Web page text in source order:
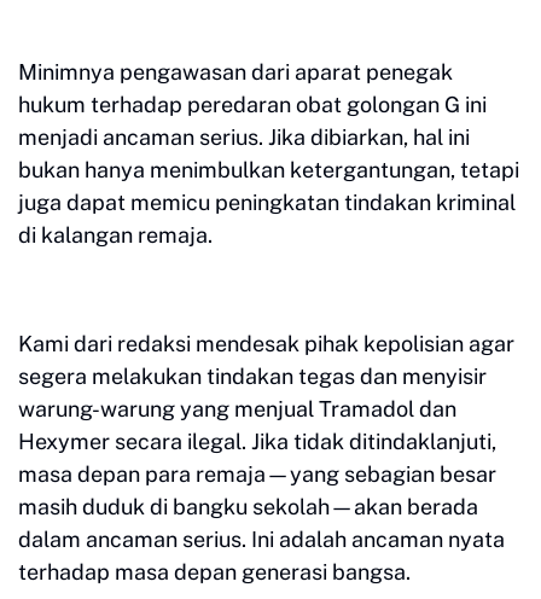
Minimnya pengawasan dari aparat penegak
hukum terhadap peredaran obat golongan G ini
menjadi ancaman serius. Jika dibiarkan, hal ini
bukan hanya menimbulkan ketergantungan, tetapi
juga dapat memicu peningkatan tindakan kriminal
di kalangan remaja.
Kami dari redaksi mendesak pihak kepolisian agar
segera melakukan tindakan tegas dan menyisir
warung-warung yang menjual Tramadol dan
Hexymer secara ilegal. Jika tidak ditindaklanjuti,
masa depan para remaja—yang sebagian besar
masih duduk di bangku sekolah—akan berada
dalam ancaman serius. Ini adalah ancaman nyata
terhadap masa depan generasi bangsa.